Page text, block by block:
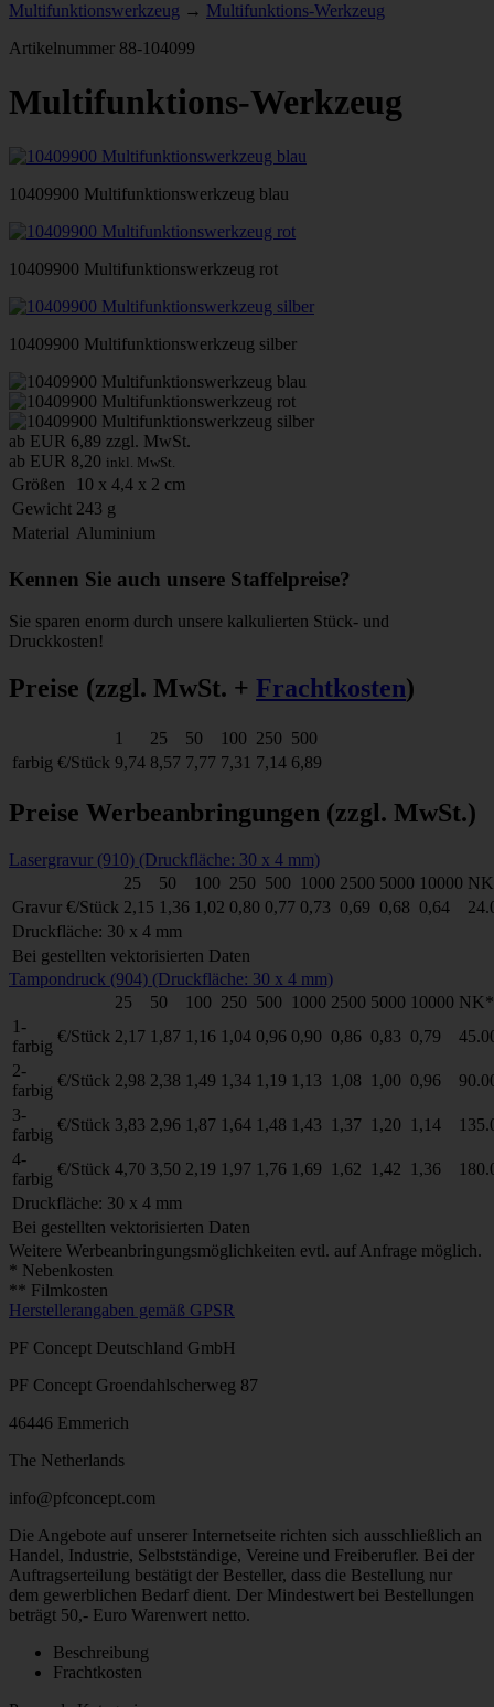
Multifunktionswerkzeug → Multifunktions-Werkzeug
Artikelnummer 88-104099
Multifunktions-Werkzeug
10409900 Multifunktionswerkzeug blau
10409900 Multifunktionswerkzeug rot
10409900 Multifunktionswerkzeug silber
ab EUR 6,89 zzgl. MwSt.
ab EUR 8,20 inkl. MwSt.
Größen
10 x 4,4 x 2 cm
Gewicht 243 g
Material Aluminium
Kennen Sie auch unsere Staffelpreise?
Sie sparen enorm durch unsere kalkulierten Stück- und
Druckkosten!
Preise (zzgl. MwSt. + Frachtkosten)
1 25 50 100 250 500
farbig €/Stück 9,74 8,57 7,77 7,31 7,14 6,89
Preise Werbeanbringungen (zzgl. MwSt.)
Lasergravur (910) (Druckfläche: 30 x 4 mm)
25
50 100 250 500 1000 2500 5000 10000
Gravur €/Stück 2,15 1,36 1,02 0,80 0,77 0,73 0,69 0,68 0,64
Druckfläche: 30 x 4 mm
Bei gestellten vektorisierten Daten
Tampondruck (904) (Druckfläche: 30 x 4 mm)
25
50 100 250 500 1000 2500 5000 10000 NK*
1-
farbig
€/Stück 2,17 1,87 1,16 1,04 0,96 0,90 0,86 0,83 0,79
2-
farbig
€/Stück 2,98 2,38 1,49 1,34 1,19 1,13 1,08 1,00 0,96
3-
farbig
€/Stück 3,83 2,96 1,87 1,64 1,48 1,43 1,37 1,20 1,14
4-
farbig
€/Stück 4,70 3,50 2,19 1,97 1,76 1,69 1,62 1,42 1,36
Druckfläche: 30 x 4 mm
Bei gestellten vektorisierten Daten
Weitere Werbeanbringungsmöglichkeiten evtl. auf Anfrage möglich.
* Nebenkosten
** Filmkosten
Herstellerangaben gemäß GPSR
PF Concept Deutschland GmbH
PF Concept Groendahlscherweg 87
46446 Emmerich
The Netherlands
info@pfconcept.com
Die Angebote auf unserer Internetseite richten sich ausschließlich an
Handel, Industrie, Selbstständige, Vereine und Freiberufler. Bei der
Auftragserteilung bestätigt der Besteller, dass die Bestellung nur
dem gewerblichen Bedarf dient. Der Mindestwert bei Bestellungen
beträgt 50,- Euro Warenwert netto.
Beschreibung
Frachtkosten